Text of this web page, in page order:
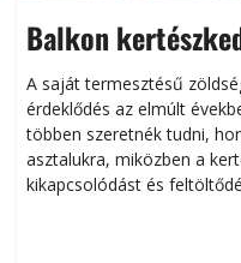
Balkon
Helytakarékos
A saját termesztésű
érdeklődés az elmúlt
többen szeretnék tudni,
asztalukra, miközben a
kikapcsolódást és